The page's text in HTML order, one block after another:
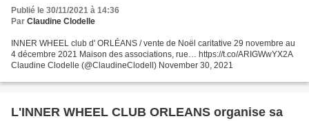
Publié le 30/11/2021 à 14:36
Par Claudine Clodelle
INNER WHEEL club d' ORLÉANS / vente de Noël caritative 29 novembre au
4 décembre 2021 Maison des associations, rue… https://t.co/ARIGWwYX2A
Claudine Clodelle (@ClaudineClodell) November 30, 2021
L'INNER WHEEL CLUB ORLEANS organise sa